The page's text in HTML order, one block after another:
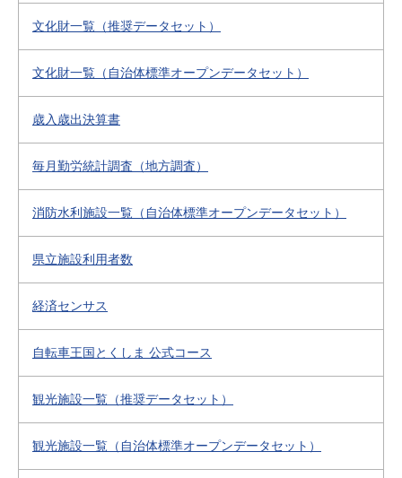
文化財一覧（推奨データセット）
文化財一覧（自治体標準オープンデータセット）
歳入歳出決算書
毎月勤労統計調査（地方調査）
消防水利施設一覧（自治体標準オープンデータセット）
県立施設利用者数
経済センサス
自転車王国とくしま 公式コース
観光施設一覧（推奨データセット）
観光施設一覧（自治体標準オープンデータセット）